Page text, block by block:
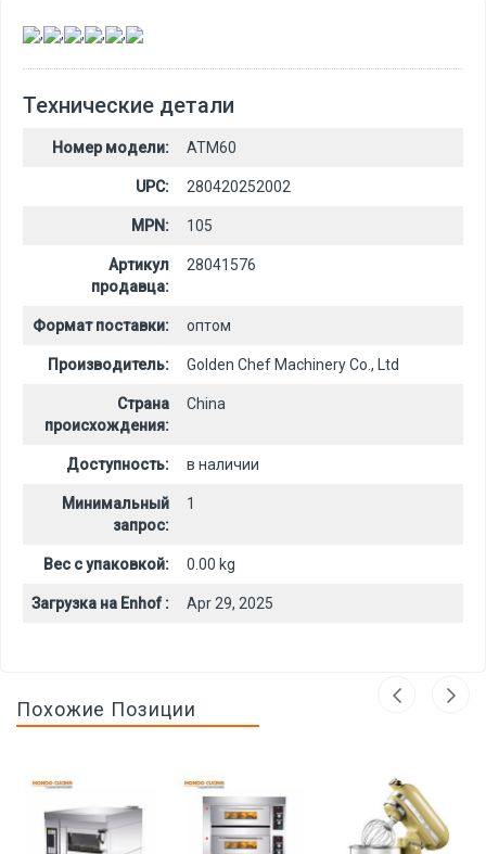
, , , , ,
Технические детали
Номер модели: ATM60
UPC: 280420252002
MPN: 105
Артикул
продавца:
28041576
Формат поставки: оптом
Производитель: Golden Chef Machinery Co., Ltd
Страна
происхождения:
China
Доступность: в наличии
Минимальный
запрос:
1
Вес с упаковкой: 0.00 kg
Загрузка на Enhof : Apr 29, 2025
Похожие Позиции